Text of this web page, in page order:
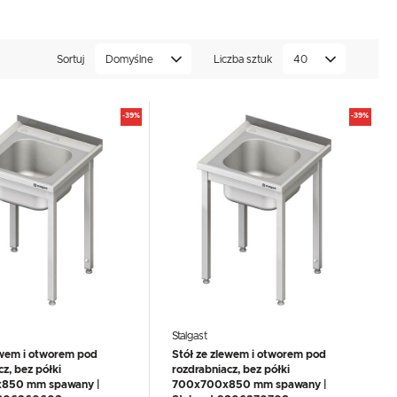
Sortuj Domyślne Liczba sztuk 40
-39%
i otworem pod
bez półki
mm spawany |
-39%
Stalgast
Stół ze zlewem i otworem pod
rozdrabniacz, bez półki
700x700x850 mm spawany |